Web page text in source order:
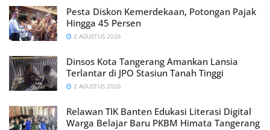
Pesta Diskon Kemerdekaan, Potongan Pajak
Hingga 45 Persen
2 AGUSTUS 2026
Dinsos Kota Tangerang Amankan Lansia
Terlantar di JPO Stasiun Tanah Tinggi
2 AGUSTUS 2026
Relawan TIK Banten Edukasi Literasi Digital
Warga Belajar Baru PKBM Himata Tangerang